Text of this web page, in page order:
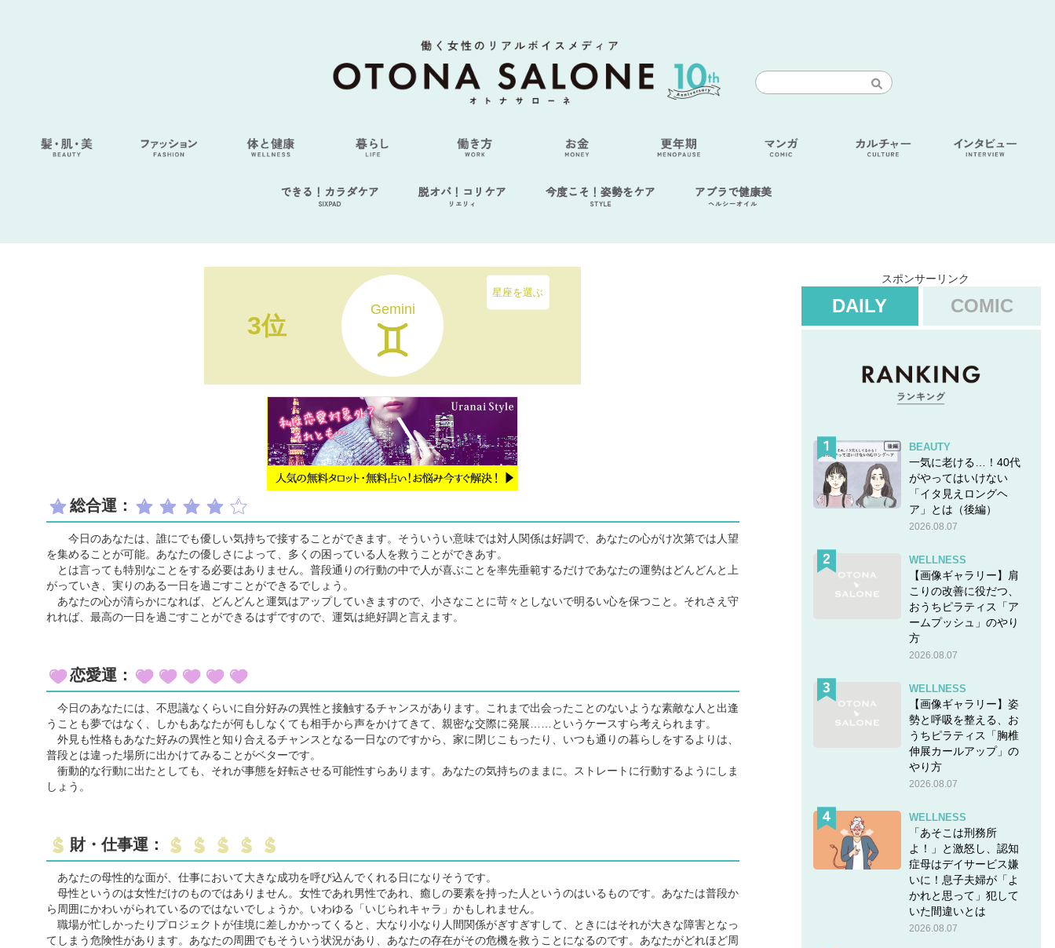
できる！カラダケア
SIXPAD
脱オバ！コリケア
リエリィ
今度こそ！姿勢をケア
STYLE
アブラで健康美
ヘルシーオイル
3位
Gemini
星座を選ぶ
総合運：
今日のあなたは、誰にでも優しい気持ちで接することができます。そういうい意味では対人関係は好調で、あなたの心がけ次第では人望
を集めることが可能。あなたの優しさによって、多くの困っている人を救うことができあす。
とは言っても特別なことをする必要はありません。普段通りの行動の中で人が喜ぶことを率先垂範するだけであなたの運勢はどんどんと上
がっていき、実りのある一日を過ごすことができるでしょう。
あなたの心が清らかになれば、どんどんと運気はアップしていきますので、小さなことに苛々としないで明るい心を保つこと。それさえ守
れれば、最高の一日を過ごすことができるはずですので、運気は絶好調と言えます。
恋愛運：
今日のあなたには、不思議なくらいに自分好みの異性と接触するチャンスがあります。これまで出会ったことのないような素敵な人と出逢
うことも夢ではなく、しかもあなたが何もしなくても相手から声をかけてきて、親密な交際に発展……というケースすら考えられます。
外見も性格もあなた好みの異性と知り合えるチャンスとなる一日なのですから、家に閉じこもったり、いつも通りの暮らしをするよりは、
普段とは違った場所に出かけてみることがベターです。
衝動的な行動に出たとしても、それが事態を好転させる可能性すらあります。あなたの気持ちのままに。ストレートに行動するようにしま
しょう。
財・仕事運：
あなたの母性的な面が、仕事において大きな成功を呼び込んでくれる日になりそうです。
母性というのは女性だけのものではありません。女性であれ男性であれ、癒しの要素を持った人というのはいるものです。あなたは普段か
ら周囲にかわいがられているのではないでしょうか。いわゆる「いじられキャラ」かもしれません。
職場が忙しかったりプロジェクトが佳境に差しかかってくると、大なり小なり人間関係がぎすぎすして、ときにはそれが大きな障害となっ
てしまう危険性があります。あなたの周囲でもそういう状況があり、あなたの存在がその危機を救うことになるのです。あなたがどれほど周
スポンサーリンク
DAILY COMIC
BEAUTY
一気に老ける…！40代
がやってはいけない
「イタ見えロングヘ
ア」とは（後編）
2026.08.07
WELLNESS
【画像ギャラリー】肩
こりの改善に役だつ、
おうちピラティス「ア
ームプッシュ」のやり
方
2026.08.07
WELLNESS
【画像ギャラリー】姿
勢と呼吸を整える、お
うちピラティス「胸椎
伸展カールアップ」の
やり方
2026.08.07
WELLNESS
「あそこは刑務所
よ！」と激怒し、認知
症母はデイサービス嫌
いに！息子夫婦が「よ
かれと思って」犯して
いた間違いとは
2026.08.07